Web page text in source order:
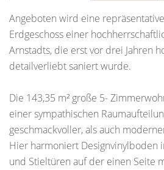
Angeboten wird eine
Erdgeschoss einer
Arnstadts, die erst vor drei Jahren
detailverliebt saniert wurde.
Die 143,35 m² große 5-
einer sympathischen
geschmackvoller, als auch
Hier harmoniert Designvinylboden
und Stieltüren auf der einen Seite